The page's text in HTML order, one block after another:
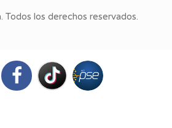
los derechos reservados.